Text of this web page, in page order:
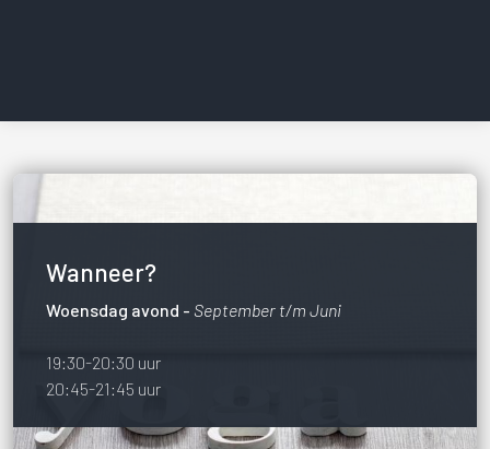
Wanneer?
Woensdag avond - September t/m Juni
19:30-20:30 uur
20:45-21:45 uur